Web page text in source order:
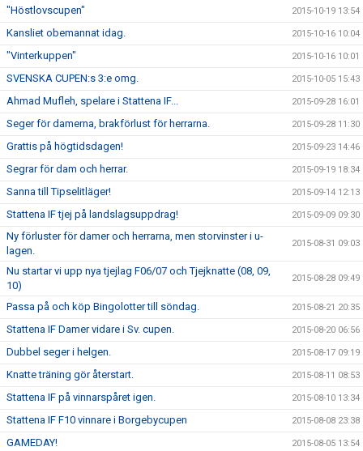
"Höstlovscupen" 2015-10-19 13:54
Kansliet obemannat idag. 2015-10-16 10:04
"Vinterkuppen" 2015-10-16 10:01
SVENSKA CUPEN:s 3:e omg. 2015-10-05 15:43
Ahmad Mufleh, spelare i Stattena IF... 2015-09-28 16:01
Seger för damerna, brakförlust för herrarna. 2015-09-28 11:30
Grattis på högtidsdagen! 2015-09-23 14:46
Segrar för dam och herrar. 2015-09-19 18:34
Sanna till Tipselitläger! 2015-09-14 12:13
Stattena IF tjej på landslagsuppdrag! 2015-09-09 09:30
Ny förluster för damer och herrarna, men storvinster i u-
lagen.
2015-08-31 09:03
Nu startar vi upp nya tjejlag F06/07 och Tjejknatte (08, 09,
10)
2015-08-28 09:49
Passa på och köp Bingolotter till söndag. 2015-08-21 20:35
Stattena IF Damer vidare i Sv. cupen. 2015-08-20 06:56
Dubbel seger i helgen. 2015-08-17 09:19
Knatte träning gör återstart. 2015-08-11 08:53
Stattena IF på vinnarspåret igen. 2015-08-10 13:34
Stattena IF F10 vinnare i Borgebycupen 2015-08-08 23:38
GAMEDAY! 2015-08-05 13:54